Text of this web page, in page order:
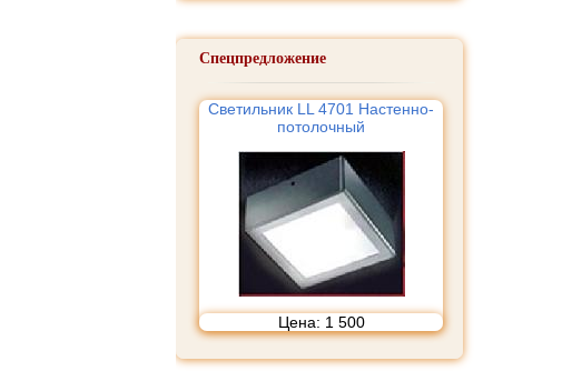
Спецпредложение
Светильник LL 4701 Настенно-
потолочный
Цена: 1 500